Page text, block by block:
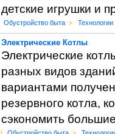
детские игрушки и
Обустройство быта >
Электрические Котлы
Электрические
разных видов
вариантами
резервного котла,
сэкономить